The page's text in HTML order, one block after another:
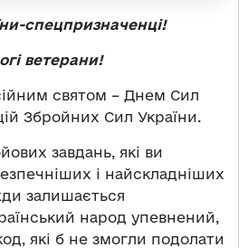
спецпризначенці!
ветерани!
святом – Днем Сил
Збройних Сил України.
завдань, які ви
і найскладніших
залишається
народ упевнений,
які б не змогли подолати